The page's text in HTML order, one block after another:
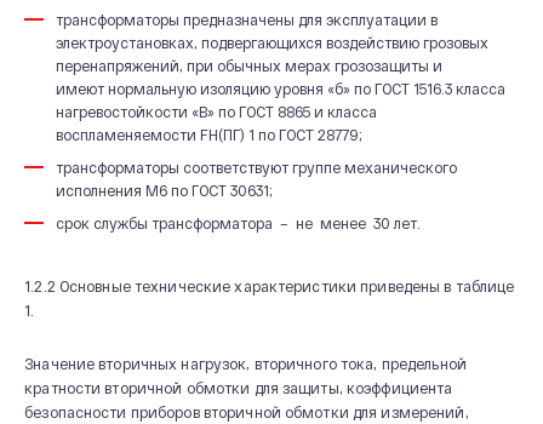
трансформаторы предназначены для эксплуатации в
электроустановках, подвергающихся воздействию грозовых
перенапряжений, при обычных мерах грозозащиты и
имеют нормальную изоляцию уровня «б» по ГОСТ 1516.3 класса
нагревостойкости «В» по ГОСТ 8865 и класса
воспламеняемости FH(ПГ) 1 по ГОСТ 28779;
трансформаторы соответствуют группе механического
исполнения М6 по ГОСТ 30631;
срок службы трансформатора – не менее 30 лет.
1.2.2 Основные технические характеристики приведены в таблице
1.
Значение вторичных нагрузок, вторичного тока, предельной
кратности вторичной обмотки для защиты, коэффициента
безопасности приборов вторичной обмотки для измерений,